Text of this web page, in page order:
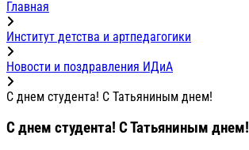
Главная
Институт детства и артпедагогики
Новости и поздравления ИДиА
С днем студента! С Татьяниным днем!
С днем студента! С Татьяниным днем!